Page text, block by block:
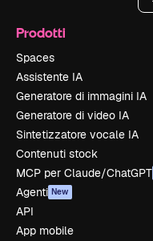
Prodotti
Spaces
Assistente IA
Generatore di immagini IA
Generatore di video IA
Sintetizzatore vocale IA
Contenuti stock
MCP per Claude/ChatGPT
Agenti New
API
App mobile